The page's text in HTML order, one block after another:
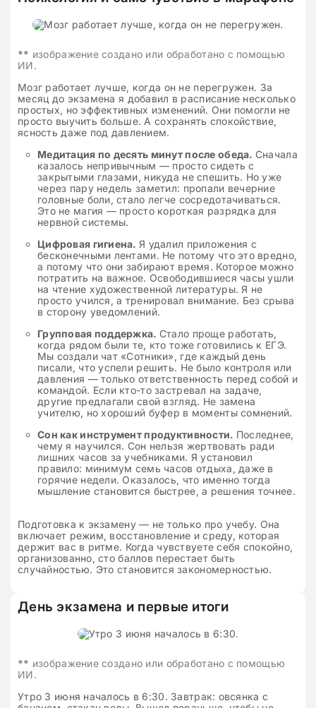
** изображение создано или обработано с помощью
ИИ.
Мозг работает лучше, когда он не перегружен. За
месяц до экзамена я добавил в расписание несколько
простых, но эффективных изменений. Они помогли не
просто выучить больше. А сохранять спокойствие,
ясность даже под давлением.
Медитация по десять минут после обеда. Сначала
казалось непривычным — просто сидеть с
закрытыми глазами, никуда не спешить. Но уже
через пару недель заметил: пропали вечерние
головные боли, стало легче сосредотачиваться.
Это не магия — просто короткая разрядка для
нервной системы.
Цифровая гигиена. Я удалил приложения с
бесконечными лентами. Не потому что это вредно,
а потому что они забирают время. Которое можно
потратить на важное. Освободившиеся часы ушли
на чтение художественной литературы. Я не
просто учился, а тренировал внимание. Без срыва
в сторону уведомлений.
Групповая поддержка. Стало проще работать,
когда рядом были те, кто тоже готовились к ЕГЭ.
Мы создали чат «Сотники», где каждый день
писали, что успели решить. Не было контроля или
давления — только ответственность перед собой и
командой. Если кто-то застревал на задаче,
другие предлагали свой взгляд. Не замена
учителю, но хороший буфер в моменты сомнений.
Сон как инструмент продуктивности. Последнее,
чему я научился. Сон нельзя жертвовать ради
лишних часов за учебниками. Я установил
правило: минимум семь часов отдыха, даже в
горячие недели. Оказалось, что именно тогда
мышление становится быстрее, а решения точнее.
Подготовка к экзамену — не только про учебу. Она
включает режим, восстановление и среду, которая
держит вас в ритме. Когда чувствуете себя спокойно,
организованно, сто баллов перестает быть
случайностью. Это становится закономерностью.
День экзамена и первые итоги
** изображение создано или обработано с помощью
ИИ.
Утро 3 июня началось в 6:30. Завтрак: овсянка с